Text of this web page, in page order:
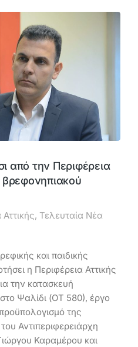
από την Περιφέρεια
βρεφονηπιακού
, Τελευταία Νέα
και παιδικής
η Περιφέρεια Αττικής
την κατασκευή
Ψαλίδι (ΟΤ 580), έργο
της
Αντιπεριφερειάρχη
Καραμέρου και